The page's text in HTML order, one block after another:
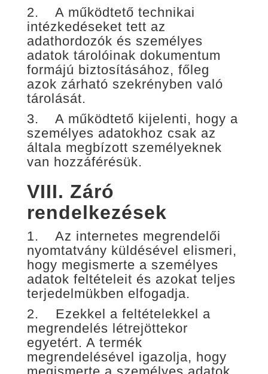
2. A működtető technikai
intézkedéseket tett az
adathordozók és személyes
adatok tárolóinak dokumentum
formájú biztosításához, főleg
azok zárható szekrényben való
tárolását.
3. A működtető kijelenti, hogy a
személyes adatokhoz csak az
általa megbízott személyeknek
van hozzáférésük.
VIII. Záró
rendelkezések
1. Az internetes megrendelői
nyomtatvány küldésével elismeri,
hogy megismerte a személyes
adatok feltételeit és azokat teljes
terjedelmükben elfogadja.
2. Ezekkel a feltételekkel a
megrendelés létrejöttekor
egyetért. A termék
megrendelésével igazolja, hogy